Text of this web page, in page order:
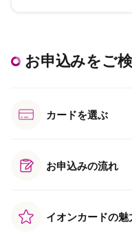
お申込みをご
カードを選ぶ
お申込みの流れ
イオンカードの魅